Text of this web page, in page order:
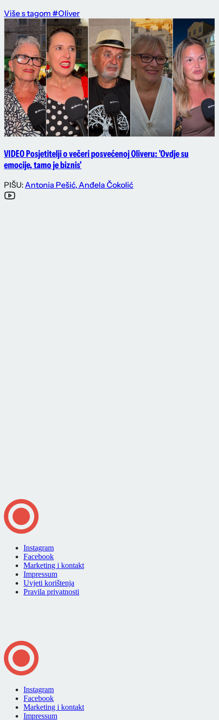
Više s tagom #Oliver
VIDEO Posjetitelji o večeri posvećenoj Oliveru: 'Ovdje su
emocije, tamo je biznis'
PIŠU: Antonia Pešić, Anđela Čokolić
Instagram
Facebook
Marketing i kontakt
Impressum
Uvjeti korištenja
Pravila privatnosti
Instagram
Facebook
Marketing i kontakt
Impressum